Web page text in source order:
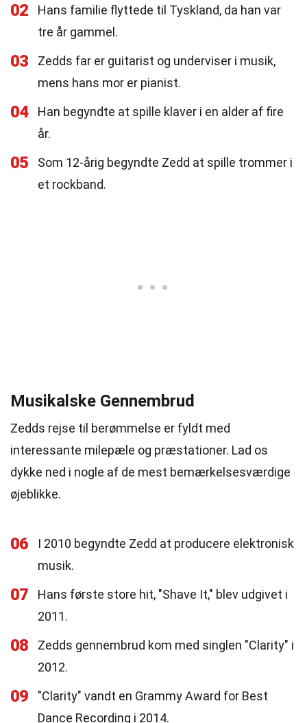
02
Hans familie flyttede til Tyskland, da han var
tre år gammel.
03
Zedds far er guitarist og underviser i musik,
mens hans mor er pianist.
04
Han begyndte at spille klaver i en alder af fire
år.
05
Som 12-årig begyndte Zedd at spille trommer i
et rockband.
Musikalske Gennembrud
Zedds rejse til berømmelse er fyldt med
interessante milepæle og præstationer. Lad os
dykke ned i nogle af de mest bemærkelsesværdige
øjeblikke.
06
I 2010 begyndte Zedd at producere elektronisk
musik.
07
Hans første store hit, "Shave It," blev udgivet i
2011.
08
Zedds gennembrud kom med singlen "Clarity" i
2012.
09
"Clarity" vandt en Grammy Award for Best
Dance Recording i 2014.